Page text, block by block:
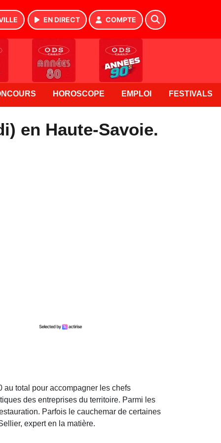
EN DIRECT COMPTE
HOROSCOPE EMPLOI FESTIVALS
en Haute-Savoie.
au total pour accompagner les chefs
des entreprises du territoire. Parmi les
Parfois le cauchemar de certaines
expert en la matière.